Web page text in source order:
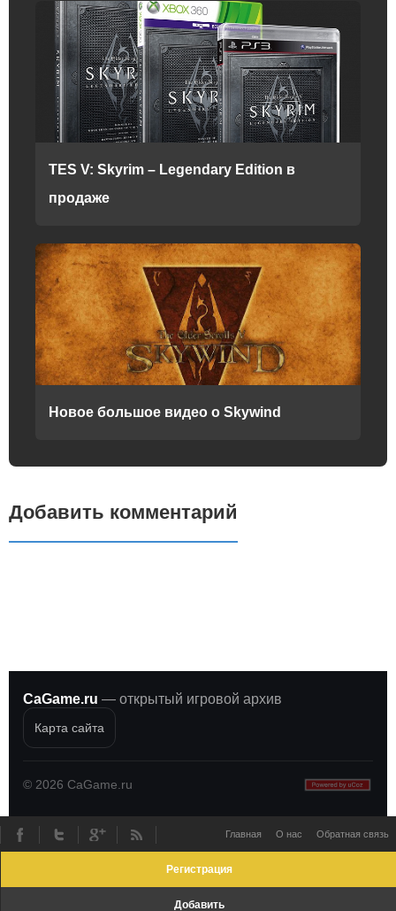
TES V: Skyrim – Legendary Edition в
продаже
Новое большое видео о Skywind
Добавить комментарий
CaGame.ru — открытый игровой архив
Карта сайта
© 2026 CaGame.ru
Главная О нас Обратная связь
Регистрация
Добавить